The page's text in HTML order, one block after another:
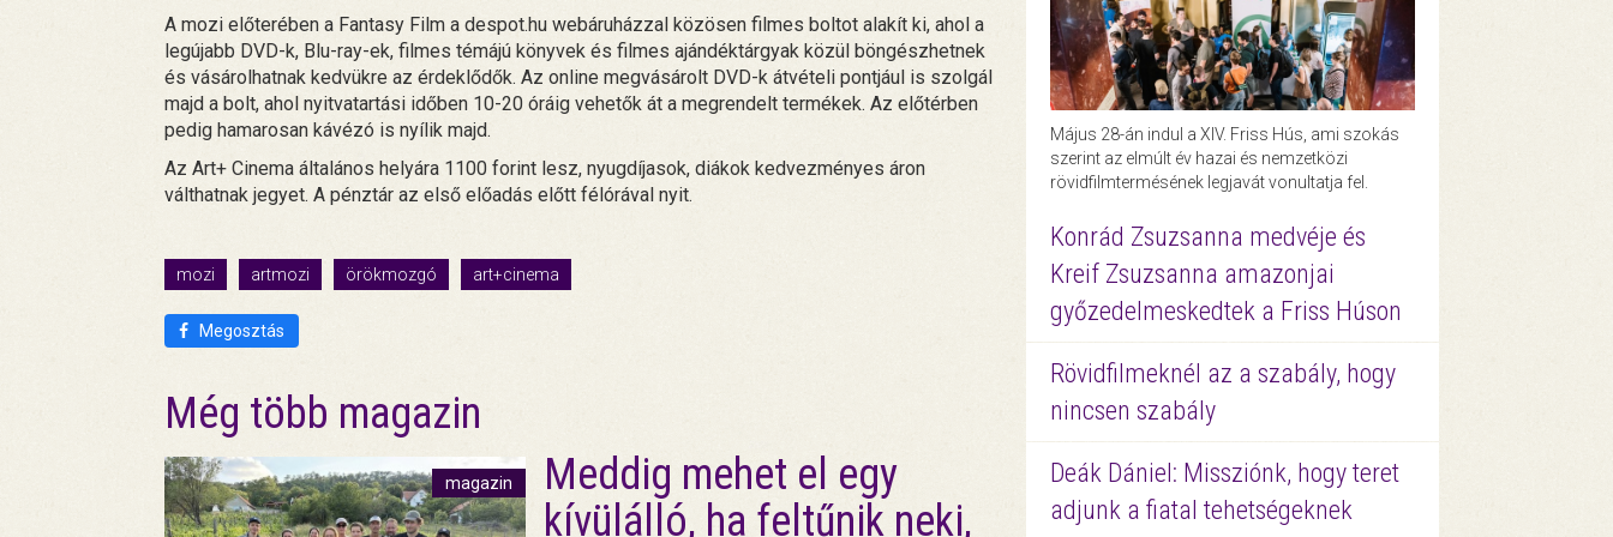
A mozi előterében a Fantasy Film a despot.hu webáruházzal közösen filmes boltot alakít ki, ahol a
legújabb DVD-k, Blu-ray-ek, filmes témájú könyvek és filmes ajándéktárgyak közül böngészhetnek
és vásárolhatnak kedvükre az érdeklődők. Az online megvásárolt DVD-k átvételi pontjául is szolgál
majd a bolt, ahol nyitvatartási időben 10-20 óráig vehetők át a megrendelt termékek. Az előtérben
pedig hamarosan kávézó is nyílik majd.
Az Art+ Cinema általános helyára 1100 forint lesz, nyugdíjasok, diákok kedvezményes áron
válthatnak jegyet. A pénztár az első előadás előtt félórával nyit.
mozi artmozi örökmozgó art+cinema
Megosztás
Még több magazin
magazin
Meddig mehet el egy
kívülálló, ha feltűnik neki,
Május 28-án indul a XIV. Friss Hús, ami szokás
szerint az elmúlt év hazai és nemzetközi
rövidfilmtermésének legjavát vonultatja fel.
Konrád Zsuzsanna medvéje és
Kreif Zsuzsanna amazonjai
győzedelmeskedtek a Friss Húson
Rövidfilmeknél az a szabály, hogy
nincsen szabály
Deák Dániel: Missziónk, hogy teret
adjunk a fiatal tehetségeknek